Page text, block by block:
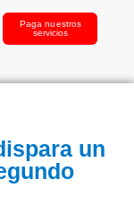
Paga nuestros
servicios
un